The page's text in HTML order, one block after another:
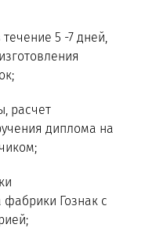
5 -7 дней,
расчет
диплома на
фабрики Гознак с